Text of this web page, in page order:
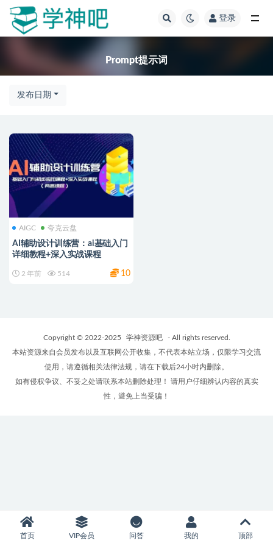
登录
Prompt提示词
发布日期
AIGC 夸克云盘
AI辅助设计训练营：ai基础入门
详细教程+深入实战课程
2 年前 514 10
Copyright © 2022-2025 学神资源吧
- All rights reserved.
本站资源来自会员发布以及互联网公开收集，不代表本站立场，仅限学习交流
使用，请遵循相关法律法规，请在下载后24小时内删除。
如有侵权争议、不妥之处请联系本站删除处理！ 请用户仔细辨认内容的真实
性，避免上当受骗！
首页 VIP会员 问答 我的 顶部